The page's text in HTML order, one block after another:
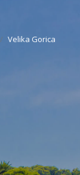
Velika Gorica